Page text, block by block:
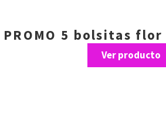
PROMO 5 bolsitas flor
Ver producto